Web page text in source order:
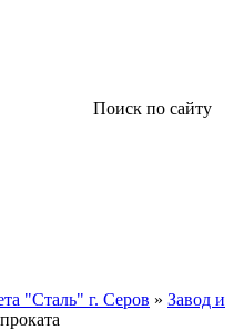
Поиск по сайту
"Сталь" г. Серов » Завод и